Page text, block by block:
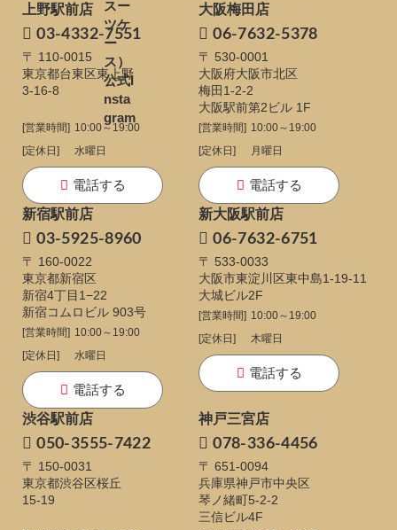
上野駅前店
03-4332-7551
〒 110-0015
東京都台東区東上野
3-16-8
[営業時間] 10:00～19:00
[定休日]
水曜日
電話する
大阪梅田店
06-7632-5378
〒 530-0001
大阪府大阪市北区
梅田1-2-2
大阪駅前第2ビル 1F
[営業時間] 10:00～19:00
[定休日]
月曜日
電話する
新宿駅前店
03-5925-8960
〒 160-0022
東京都新宿区
新宿4丁目1−22
新宿コムロビル 903号
[営業時間] 10:00～19:00
[定休日]
水曜日
電話する
新大阪駅前店
06-7632-6751
〒 533-0033
大阪市東淀川区東中島1-19-11
大城ビル2F
[営業時間] 10:00～19:00
[定休日]
木曜日
電話する
渋谷駅前店
050-3555-7422
〒 150-0031
東京都渋谷区桜丘
15-19
神戸三宮店
078-336-4456
〒 651-0094
兵庫県神戸市中央区
琴ノ緒町5-2-2
三信ビル4F